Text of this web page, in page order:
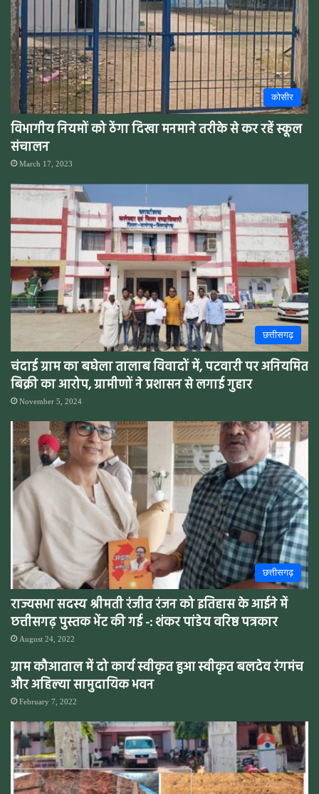
कोसीर
विभागीय नियमों को ठेंगा दिखा मनमाने तरीके से कर रहें स्कूल
संचालन
March 17, 2023
छत्तीसगढ़
चंदाई ग्राम का बघेला तालाब विवादों में, पटवारी पर अनियमित
बिक्री का आरोप, ग्रामीणों ने प्रशासन से लगाई गुहार
November 5, 2024
छत्तीसगढ़
राज्यसभा सदस्य श्रीमती रंजीत रंजन को इतिहास के आईने में
छत्तीसगढ़ पुस्तक भेंट की गई -: शंकर पांडेय वरिष्ठ पत्रकार
August 24, 2022
ग्राम कौआताल में दो कार्य स्वीकृत हुआ स्वीकृत बलदेव रंगमंच
और अहिल्या सामुदायिक भवन
February 7, 2022